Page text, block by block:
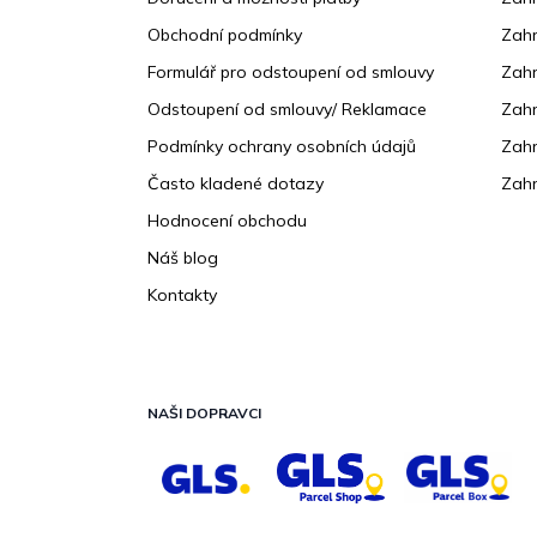
Obchodní podmínky
Formulář pro odstoupení od smlouvy
Odstoupení od smlouvy/ Reklamace
Podmínky ochrany osobních údajů
Často kladené dotazy
Hodnocení obchodu
Náš blog
Kontakty
NAŠI DOPRAVCI